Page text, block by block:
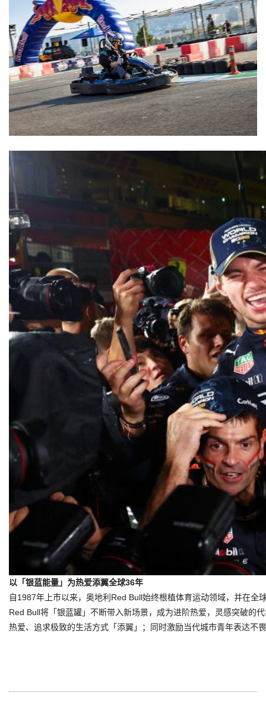
以「银蓝能量」为热爱添翼全球36年
自1987年上市以来，奥地利Red Bull始终根植体育运动领域，并在
Red Bull将「银蓝罐」不断带入新场景，成为进阶热爱，灵感突破的
热爱、追求极致的生活方式「添翼」；同时激励当代城市青年表达不